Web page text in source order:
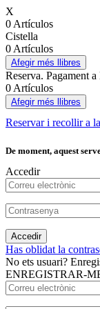
X
0 Artículos
Cistella
0 Artículos
Afegir més llibres
Reserva. Pagament a
0 Artículos
Afegir més llibres
Reservar i recollir a
De moment, aquest
Accedir
Accedir
Has oblidat la
No ets usuari?
ENREGISTRAR-